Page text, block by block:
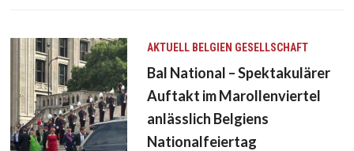
AKTUELL BELGIEN GESELLSCHAFT
Bal National – Spektakulärer
Auftakt im Marollenviertel
anlässlich Belgiens
Nationalfeiertag